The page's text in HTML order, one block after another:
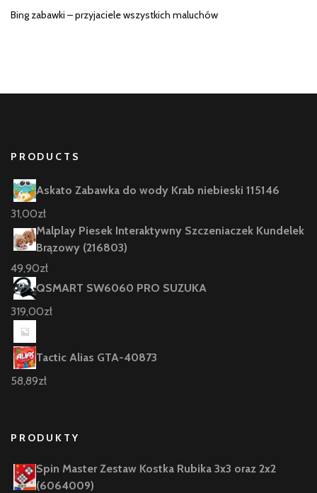
Bing zabawki – przyjaciele wszystkich maluchów
PRODUCTS
Askato Zabawka do wody Krab niebieski 115146
31,00zł
Malplay Piesek Interaktywny Szczeniaczek Kundelek
Brązowy (216803)
49,90zł
QSMART SW6060 PRO SUZUKA
319,00zł
Tactic Alias GTA-40873
58,89zł
PRODUKTY
Spin Master Zestaw Kostka Rubika 3x3 oraz 2x2
(6064009)